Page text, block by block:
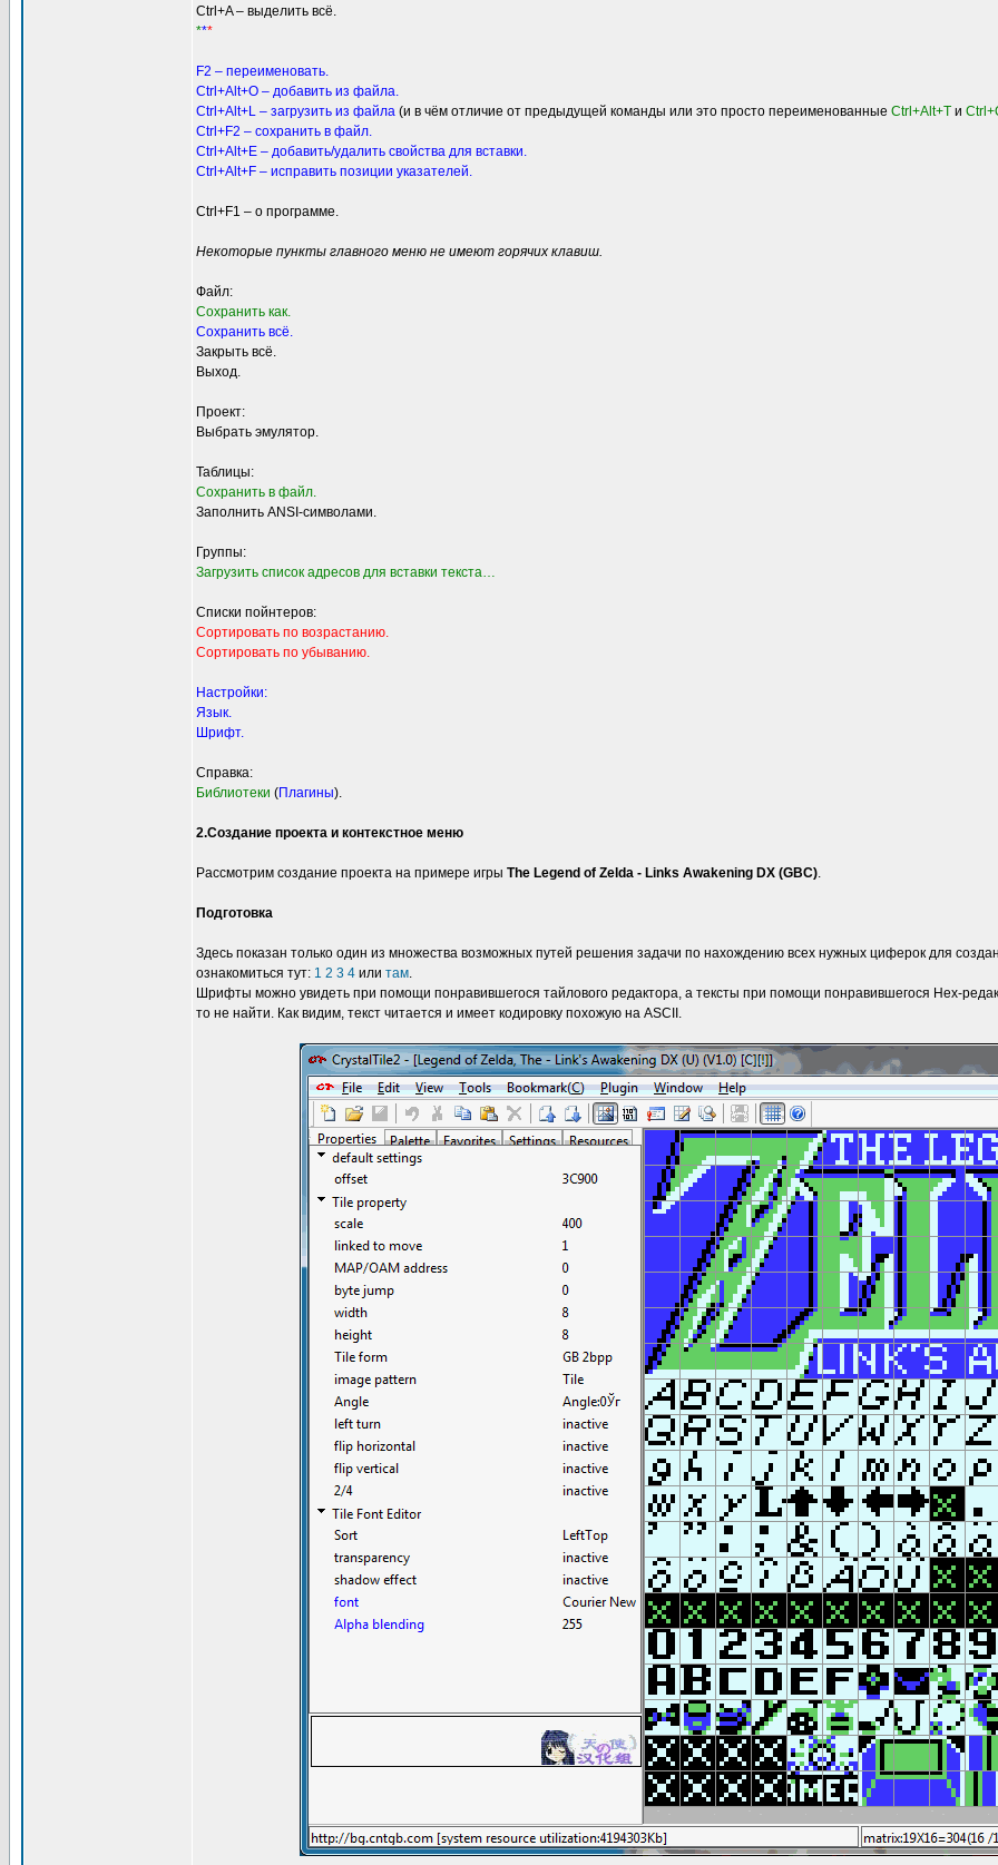
Ctrl+A – выделить всё.
***
F2 – переименовать.
Ctrl+Alt+O – добавить из файла.
Ctrl+Alt+L – загрузить из файла (и в чём отличие от предыдущей команды или это просто переименованные Ctrl+Alt+T и
Ctrl+F2 – сохранить в файл.
Ctrl+Alt+E – добавить/удалить свойства для вставки.
Ctrl+Alt+F – исправить позиции указателей.
Ctrl+F1 – о программе.
Некоторые пункты главного меню не имеют горячих клавиш.
Файл:
Cохранить как.
Cохранить всё.
Закрыть всё.
Выход.
Проект:
Выбрать эмулятор.
Таблицы:
Сохранить в файл.
Заполнить ANSI-символами.
Группы:
Загрузить список адресов для вставки текста…
Списки пойнтеров:
Сортировать по возрастанию.
Сортировать по убыванию.
Настройки:
Язык.
Шрифт.
Справка:
Библиотеки (Плагины).
2.Создание проекта и контекстное меню
Рассмотрим создание проекта на примере игры The Legend of Zelda - Links Awakening DX (GBC).
Подготовка
Здесь показан только один из множества возможных путей решения задачи по нахождению всех нужных циферок для
ознакомиться тут: 1 2 3 4 или там.
Шрифты можно увидеть при помощи понравившегося тайлового редактора, а тексты при помощи понравившегося Hex-
то не найти. Как видим, текст читается и имеет кодировку похожую на ASCII.